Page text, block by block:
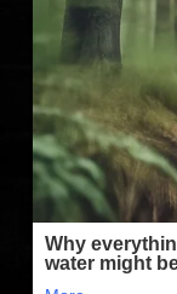
FILMEK (2025-ÖS)
FILMEK (2024-ES)
FILMEK (2023-AS)
FILMEK (2022-ES)